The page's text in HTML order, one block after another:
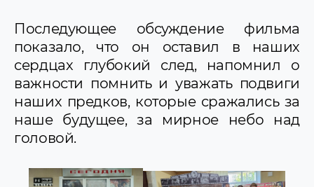
Последующее обсуждение фильма
показало, что он оставил в наших
сердцах глубокий след, напомнил о
важности помнить и уважать подвиги
наших предков, которые сражались за
наше будущее, за мирное небо над
головой.